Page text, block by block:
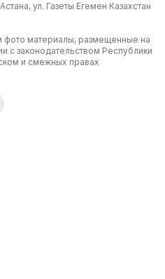
ул. Газеты Егемен Казахстан
фото материалы, размещенные на
с законодательством Республики
и смежных правах